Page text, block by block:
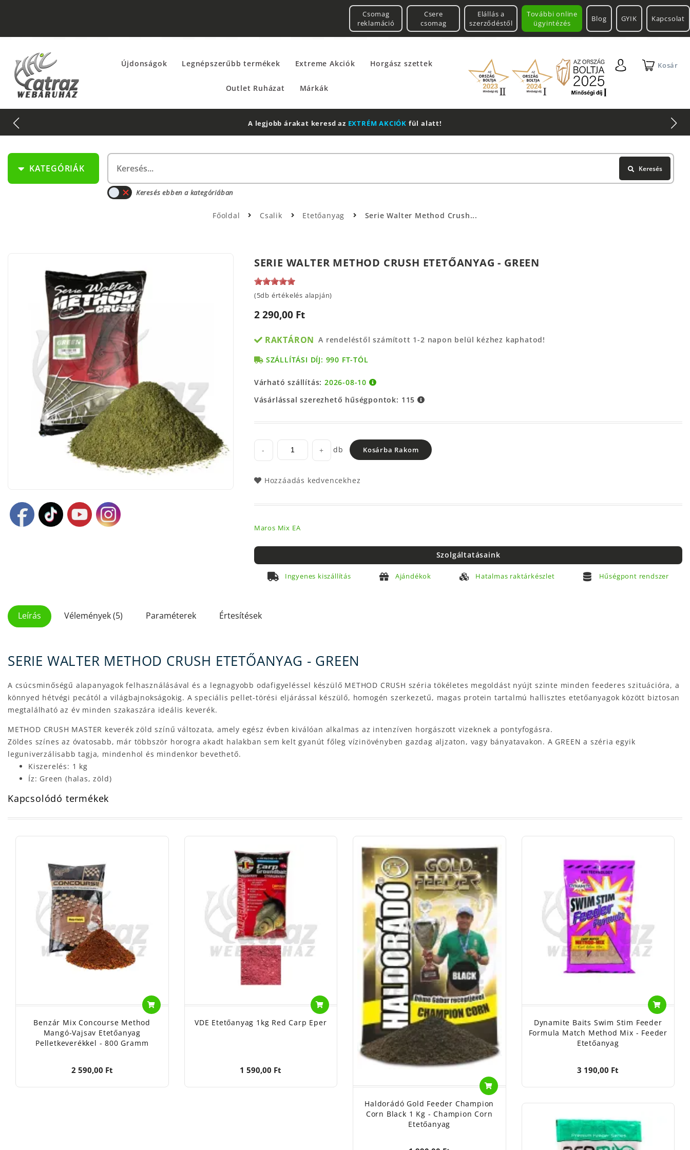
További online
ügyintézés
Csomag
reklamáció
Csere
csomag
Elállás a
szerződéstől
Blog GYIK Kapcsolat
Újdonságok Legnépszerűbb termékek Extreme Akciók Horgász szettek
Outlet Ruházat Márkák
Kosár
2 db Shimano Aero Technium +LeathermanMultitool
KATEGÓRIÁK Keresés
Keresés ebben a kategóriában
Főoldal Csalik Etetőanyag Serie Walter Method Crush...
SERIE WALTER METHOD CRUSH ETETŐANYAG - GREEN
(5db értékelés alapján)
2 290,00 Ft
RAKTÁRON A rendeléstől számított 1-2 napon belül kézhez kaphatod!
SZÁLLÍTÁSI DÍJ: 990 FT-TÓL
Várható szállítás:2026-08-10
Vásárlással szerezhető hűségpontok: 115
- + db Kosárba Rakom
Hozzáadás kedvencekhez
Maros Mix EA
Szolgáltatásaink
Ingyenes kiszállítás Ajándékok Hatalmas raktárkészlet Hűségpont rendszer
Leírás Vélemények (5) Paraméterek Értesítések
SERIE WALTER METHOD CRUSH ETETŐANYAG - GREEN
A csúcsminőségű alapanyagok felhasználásával és a legnagyobb odafigyeléssel készülő METHOD CRUSH széria tökéletes megoldást nyújt szinte minden feederes szituációra, a
könnyed hétvégi pecától a világbajnokságokig. A speciális pellet-törési eljárással készülő, homogén szerkezetű, magas protein tartalmú hallisztes etetőanyagok között biztosan
megtalálható az év minden szakaszára ideális keverék.
METHOD CRUSH MASTER keverék zöld színű változata, amely egész évben kiválóan alkalmas az intenzíven horgászott vizeknek a pontyfogásra.
Zöldes színes az óvatosabb, már többször horogra akadt halakban sem kelt gyanút főleg vízinövényben gazdag aljzaton, vagy bányatavakon. A GREEN a széria egyik
leguniverzálisabb tagja, mindenhol és mindenkor bevethető.
Kiszerelés: 1 kg
Íz: Green (halas, zöld)
Kapcsolódó termékek
Benzár Mix Concourse Method
Mangó-Vajsav Etetőanyag
Pelletkeverékkel - 800 Gramm
2 590,00 Ft
VDE Etetőanyag 1kg Red Carp Eper
1 590,00 Ft
Haldorádó Gold Feeder Champion
Corn Black 1 Kg - Champion Corn
Etetőanyag
Dynamite Baits Swim Stim Feeder
Formula Match Method Mix - Feeder
Etetőanyag
3 190,00 Ft